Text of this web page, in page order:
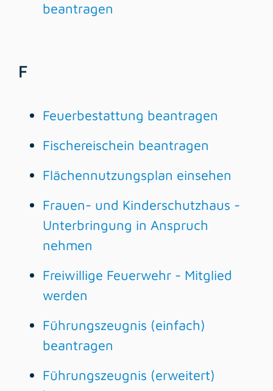
beantragen
F
Feuerbestattung beantragen
Fischereischein beantragen
Flächennutzungsplan einsehen
Frauen- und Kinderschutzhaus -
Unterbringung in Anspruch
nehmen
Freiwillige Feuerwehr - Mitglied
werden
Führungszeugnis (einfach)
beantragen
Führungszeugnis (erweitert)